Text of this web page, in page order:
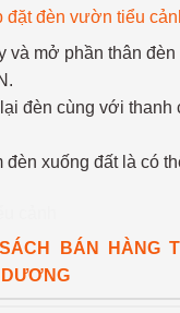
đặt đèn vườn tiểu
và mở phần thân đèn
đèn cùng với thanh
xuống đất là có
BÁN HÀNG